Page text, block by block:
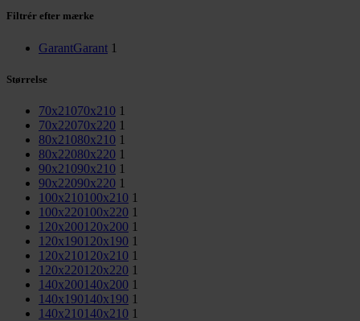
Filtrér efter mærke
GarantGarant 1
Størrelse
70x21070x210 1
70x22070x220 1
80x21080x210 1
80x22080x220 1
90x21090x210 1
90x22090x220 1
100x210100x210 1
100x220100x220 1
120x200120x200 1
120x190120x190 1
120x210120x210 1
120x220120x220 1
140x200140x200 1
140x190140x190 1
140x210140x210 1